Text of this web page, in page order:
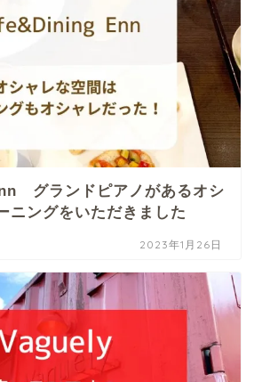
グランドピアノがあるオシ
ニングをいただきました
2023年1月26日